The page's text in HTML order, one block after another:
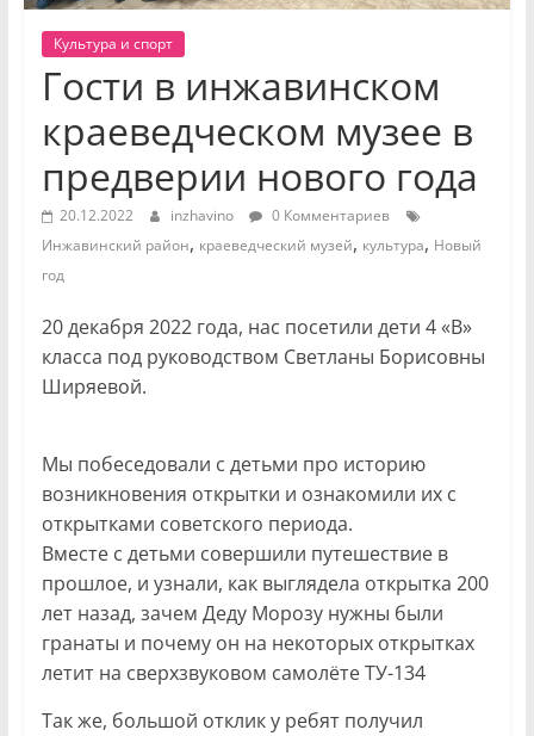
Культура и спорт
Гости в инжавинском
краеведческом музее в
предверии нового года
20.12.2022 inzhavino
0 Комментариев
Инжавинский район, краеведческий музей, культура, Новый
год
20 декабря 2022 года, нас посетили дети 4 «В»
класса под руководством Светланы Борисовны
Ширяевой.
Мы побеседовали с детьми про историю
возникновения открытки и ознакомили их с
открытками советского периода.
Вместе с детьми совершили путешествие в
прошлое, и узнали, как выглядела открытка 200
лет назад, зачем Деду Морозу нужны были
гранаты и почему он на некоторых открытках
летит на сверхзвуковом самолёте ТУ-134
Так же, большой отклик у ребят получил